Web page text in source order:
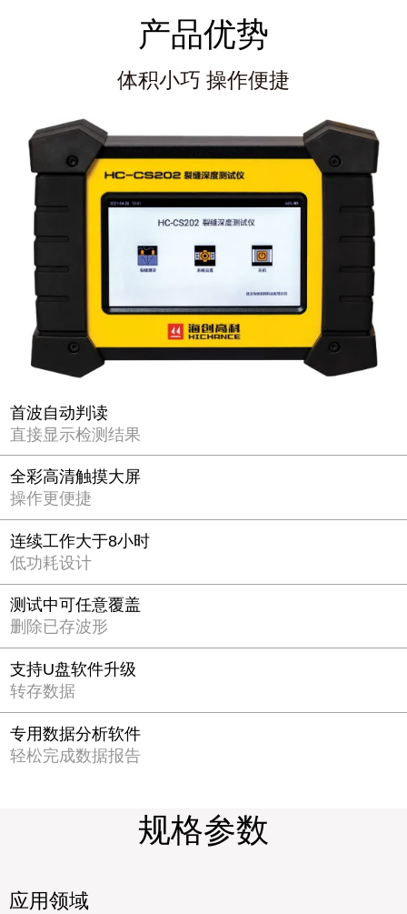
产品优势
体积小巧 操作便捷
首波自动判读
直接显示检测结果
全彩高清触摸大屏
操作更便捷
连续工作大于8小时
低功耗设计
测试中可任意覆盖
删除已存波形
支持U盘软件升级
转存数据
专用数据分析软件
轻松完成数据报告
规格参数
应用领域